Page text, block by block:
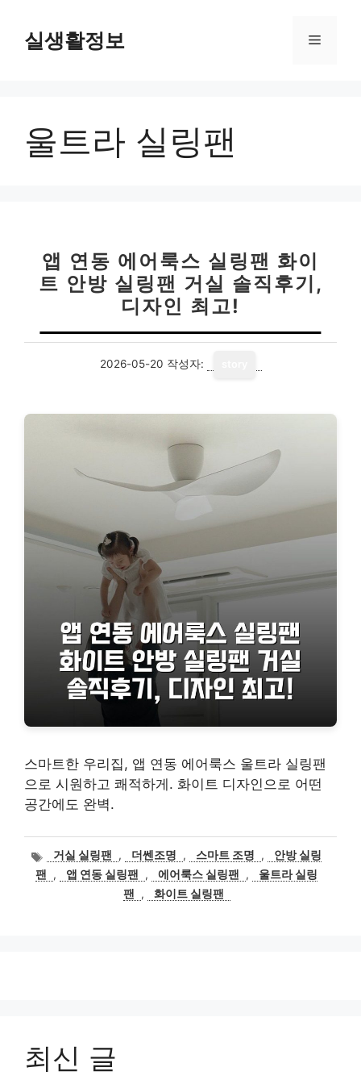
실생활정보 메
울트라 실링팬
앱 연동 에어룩스 실링팬 화이
트 안방 실링팬 거실 솔직후기,
디자인 최고!
2026-05-20 작성자:
스마트한 우리집, 앱 연동 에어룩스 울트라 실링팬
으로 시원하고 쾌적하게. 화이트 디자인으로 어떤
공간에도 완벽.
태
그
거실 실링팬 , 더쎈조명 , 스마트 조명 ,
안방 실링
팬
, 앱 연동 실링팬 , 에어룩스 실링팬 ,
울트라 실링
팬
, 화이트 실링팬
최신 글